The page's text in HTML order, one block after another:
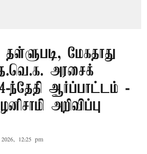
மேகதாது
அரசைக்
ந்தேதி ஆர்ப்பாட்டம் -
அறிவிப்பு
12:25 pm